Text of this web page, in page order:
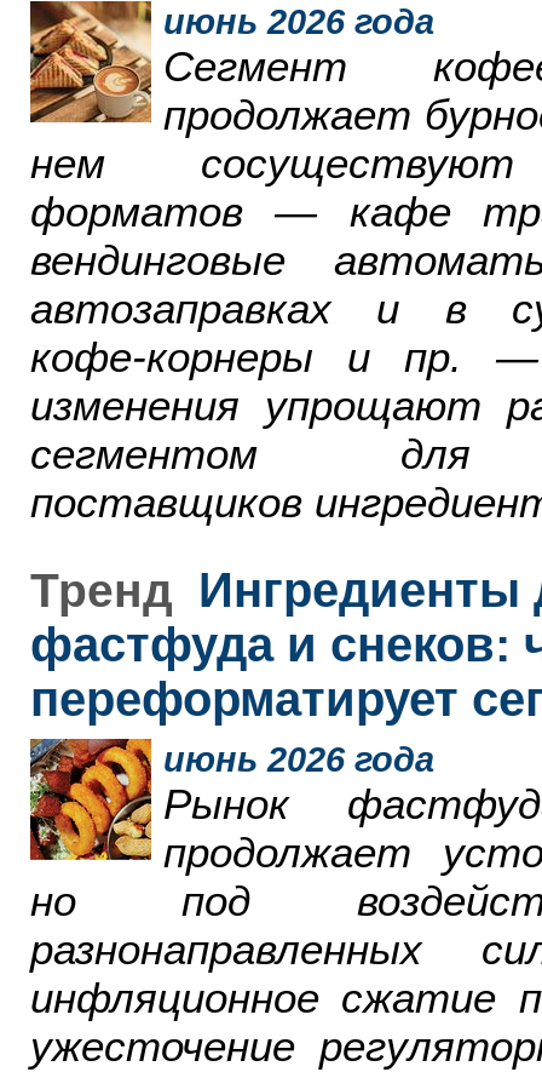
июнь 2026 года
Сегмент
продолжает
нем
форматов — кафе
вендинговые
автозаправках и в
кофе-корнеры и пр.
изменения упрощают
сегментом для
поставщиков
Тренд Ингредиенты
фастфуда и снеков:
переформатирует
июнь 2026 года
Рынок
продолжает
но под
инфляционное сжатие
ужесточение